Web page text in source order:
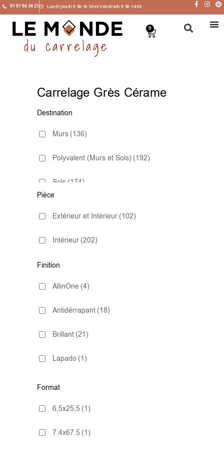
01 87 65 36 21 Lundi-Jeudi 9:30-16:30 et Vendredi 9:30-14:00
0
Carrelage Grès Cérame
Destination
Murs (136)
Polyvalent (Murs et Sols) (192)
Sols (174)
Pièce
Extérieur et Intérieur (102)
Intérieur (202)
Finition
AllinOne (4)
Antidérrapant (18)
Brillant (21)
Lapado (1)
Mate
Natural (2)
Poli(13)
Format
6,5x25,5 (1)
7.4x67.5 (1)